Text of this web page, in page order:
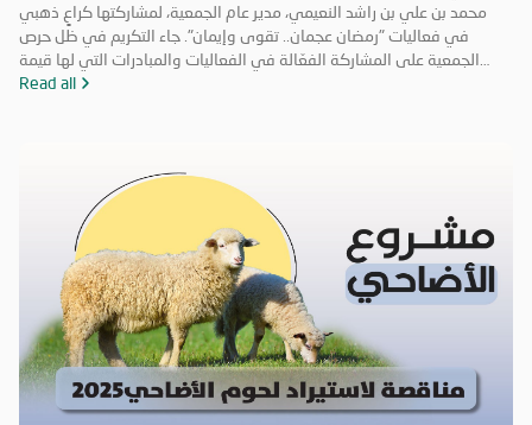
محمد بن علي بن راشد النعيمي، مدير عام الجمعية، لمشاركتها كراعٍ ذهبي
في فعاليات "رمضان عجمان.. تقوى وإيمان". جاء التكريم في ظل حرص
الجمعية على المشاركة الفعّالة في الفعاليات والمبادرات التي لها قيمة
مضافة تعود على المجتمع بالخير والنفع، وهو ما تتميز به فعاليات "رمضان
والمبادرات الدينية والاجتماعية المتنوعة التي تحاكي روحانيات شهر رمضان
المبارك، انسجاماً مع نهج الخير والعطاء الذي تتبناه الجمعية منذ تأسيسها،
وتعزيزاً لمكانة الإمارة وإبراز دورها في نشر قيم الخير والمحبة في الشهر
Read all